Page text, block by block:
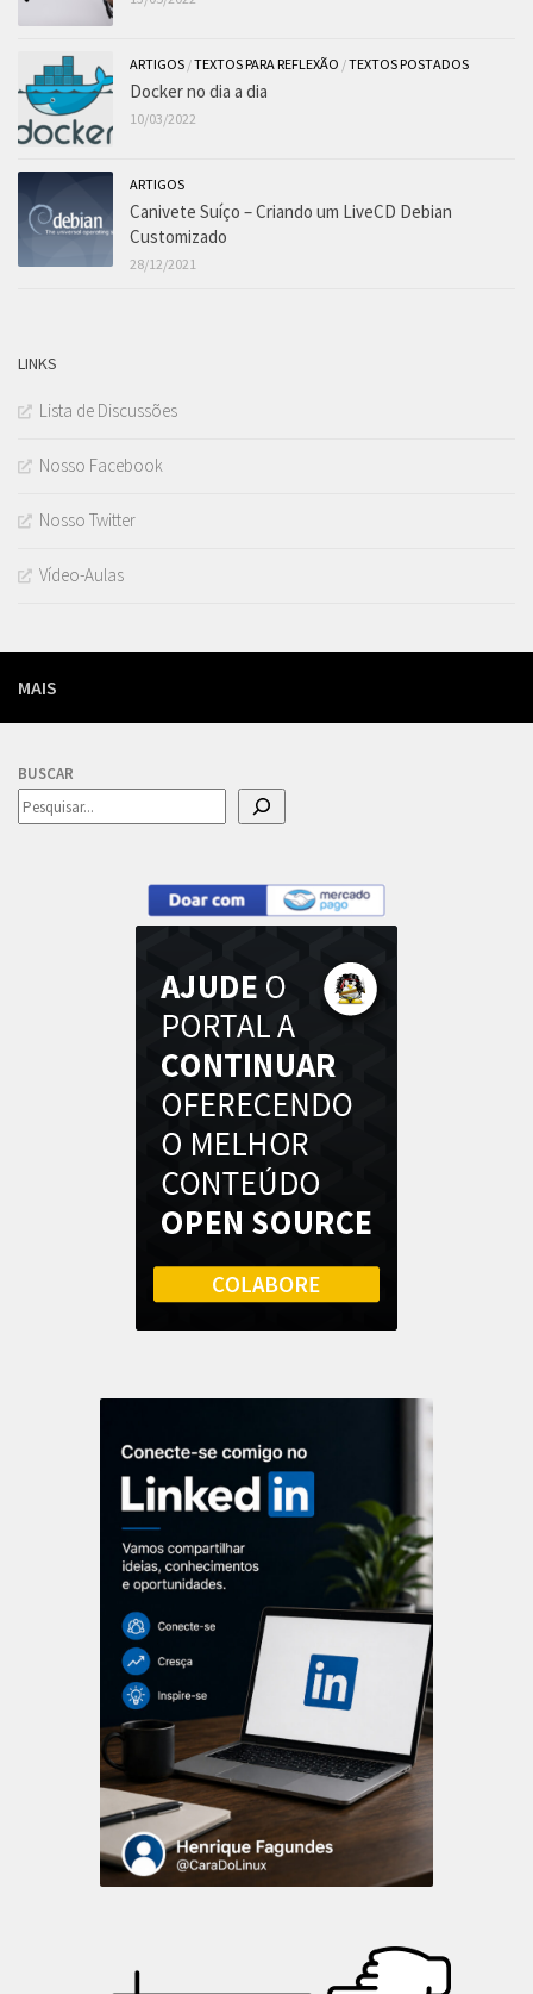
ARTIGOS /TEXTOS PARA REFLEXÃO /TEXTOS POSTADOS
Docker no dia a dia
10/03/2022
ARTIGOS
Canivete Suíço – Criando um LiveCD Debian
Customizado
28/12/2021
LINKS
Lista de Discussões
Nosso Facebook
Nosso Twitter
Vídeo-Aulas
MAIS
BUSCAR